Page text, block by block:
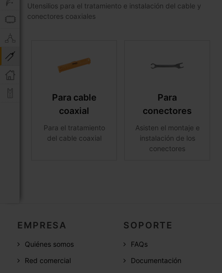
Utensilios para el tratamiento e instalación del cable y
conectores coaxiales
Para cable
coaxial
Para el tratamiento
del cable coaxial
Para
conectores
Asisten el montaje e
instalación de los
conectores
EMPRESA
Quiénes somos
Red comercial
SOPORTE
FAQs
Documentación